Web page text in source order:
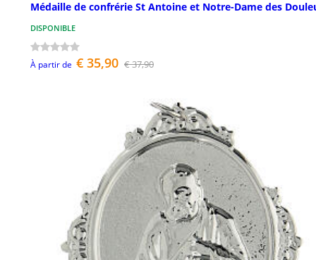
Médaille de confrérie St Antoine et Notre-Dame des
DISPONIBLE
À partir de € 35,90 € 37,90